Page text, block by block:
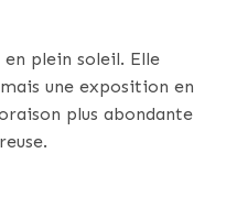
en plein soleil. Elle
une exposition en
plus abondante